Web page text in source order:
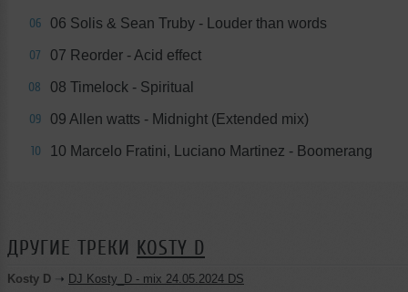
06 06 Solis & Sean Truby - Louder than words
07 07 Reorder - Acid effect
08 08 Timelock - Spiritual
09 09 Allen watts - Midnight (Extended mix)
10 10 Marcelo Fratini, Luciano Martinez - Boomerang
ДРУГИЕ ТРЕКИ KOSTY D
Kosty D ➝ DJ Kosty_D - mix 24.05.2024 DS